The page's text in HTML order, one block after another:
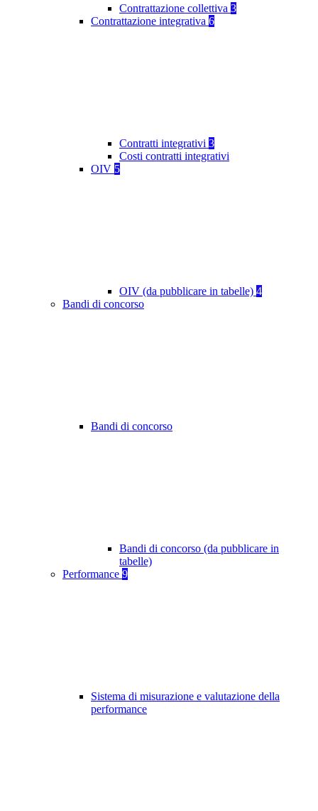
Contrattazione collettiva 3
Contrattazione integrativa 6
Contratti integrativi 3
Costi contratti integrativi
OIV 5
OIV (da pubblicare in tabelle) 4
Bandi di concorso
Bandi di concorso
Bandi di concorso (da pubblicare in
tabelle)
Performance 9
Sistema di misurazione e valutazione della
performance